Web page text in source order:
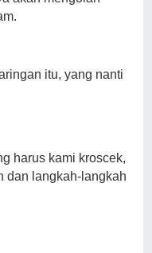
itu, yang nanti
harus kami kroscek,
dan langkah-langkah